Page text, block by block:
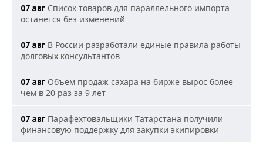
07 авг Список товаров для параллельного импорта
останется без изменений
07 авг В России разработали единые правила работы
долговых консультантов
07 авг Объем продаж сахара на бирже вырос более
чем в 20 раз за 9 лет
07 авг Парафехтовальщики Татарстана получили
финансовую поддержку для закупки экипировки